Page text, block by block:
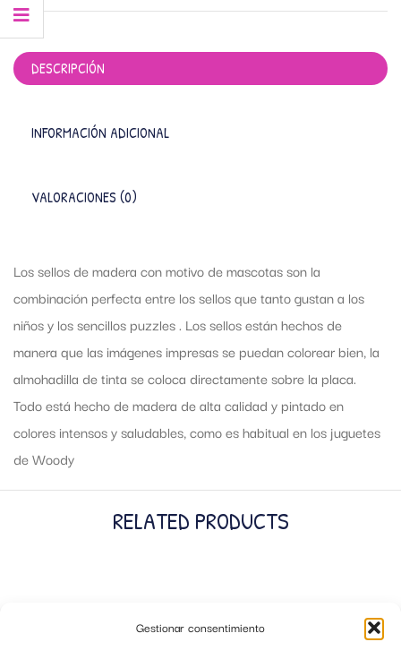
Gestionar consentimiento
DESCRIPCIÓN
INFORMACIÓN ADICIONAL
VALORACIONES (0)
Los sellos de madera con motivo de mascotas son la
combinación perfecta entre los sellos que tanto gustan a los
niños y los sencillos puzzles . Los sellos están hechos de
manera que las imágenes impresas se puedan colorear bien, la
almohadilla de tinta se coloca directamente sobre la placa.
Todo está hecho de madera de alta calidad y pintado en
colores intensos y saludables, como es habitual en los juguetes
de Woody
RELATED PRODUCTS